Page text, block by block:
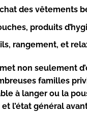
des vêtements
produits
rangement, et
non seulement
familles
à langer ou la
l’état général